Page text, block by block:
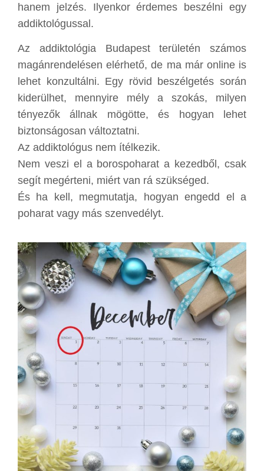
hanem jelzés. Ilyenkor érdemes beszélni egy
addiktológussal.
Az addiktológia Budapest területén számos
magánrendelésen elérhető, de ma már online is
lehet konzultálni. Egy rövid beszélgetés során
kiderülhet, mennyire mély a szokás, milyen
tényezők állnak mögötte, és hogyan lehet
biztonságosan változtatni.
Az addiktológus nem ítélkezik.
Nem veszi el a borospoharat a kezedből, csak
segít megérteni, miért van rá szükséged.
És ha kell, megmutatja, hogyan engedd el a
poharat vagy más szenvedélyt.